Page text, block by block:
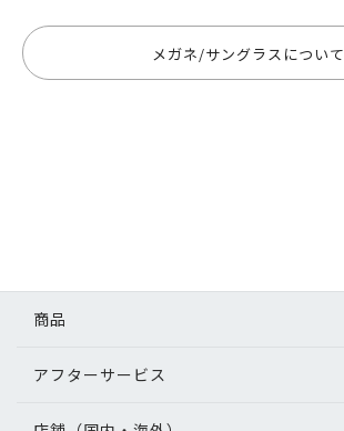
メガネ/サングラスについて
商品
アフターサービス